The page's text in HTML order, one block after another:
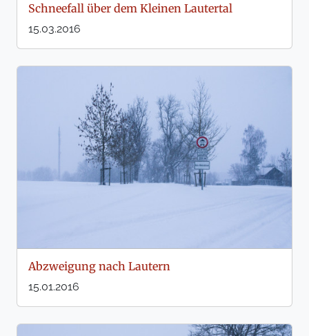
Schneefall über dem Kleinen Lautertal
15.03.2016
Abzweigung nach Lautern
15.01.2016